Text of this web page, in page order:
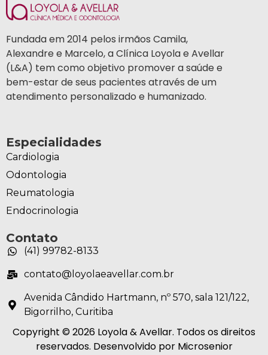
Fundada em 2014 pelos irmãos Camila,
Alexandre e Marcelo, a Clínica Loyola e Avellar
(L&A) tem como objetivo promover a saúde e
bem-estar de seus pacientes através de um
atendimento personalizado e humanizado.
Especialidades
Cardiologia
Odontologia
Reumatologia
Endocrinologia
Contato
(41) 99782-8133
contato@loyolaeavellar.com.br
Avenida Cândido Hartmann, nº 570, sala 121/122,
Bigorrilho, Curitiba
Copyright © 2026 Loyola & Avellar. Todos os direitos
reservados. Desenvolvido por Microsenior